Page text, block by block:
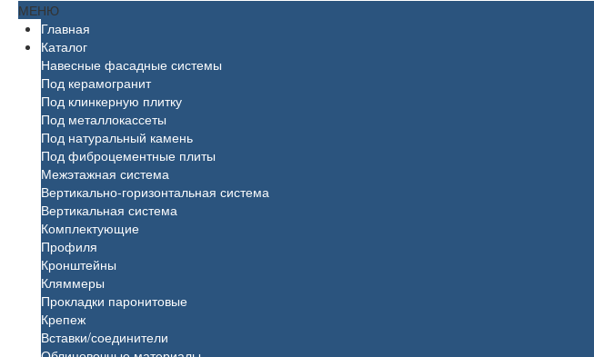
МЕНЮ
Главная
Каталог
Навесные фасадные системы
Под керамогранит
Под клинкерную плитку
Под металлокассеты
Под натуральный камень
Под фиброцементные плиты
Межэтажная система
Вертикально-горизонтальная система
Вертикальная система
Комплектующие
Профиля
Кронштейны
Кляммеры
Прокладки паронитовые
Крепеж
Вставки/соединители